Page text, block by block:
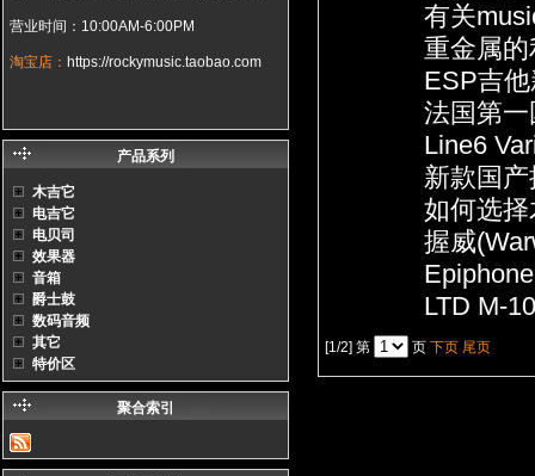
有关
重金属
ESP吉
法国第
Line6
新款国
如何选
握威
LTD M-
[1/2] 第 页 下页 尾页
营业时间：10:00AM-6:00PM
淘宝店： https://rockymusic.taobao.com
产品系列
木吉它
电吉它
电贝司
效果器
音箱
爵士鼓
数码音频
其它
特价区
聚合索引